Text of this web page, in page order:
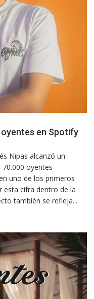
en Spotify
Nipas alcanzó un
oyentes
uno de los primeros
esta cifra dentro de la
también se refleja...